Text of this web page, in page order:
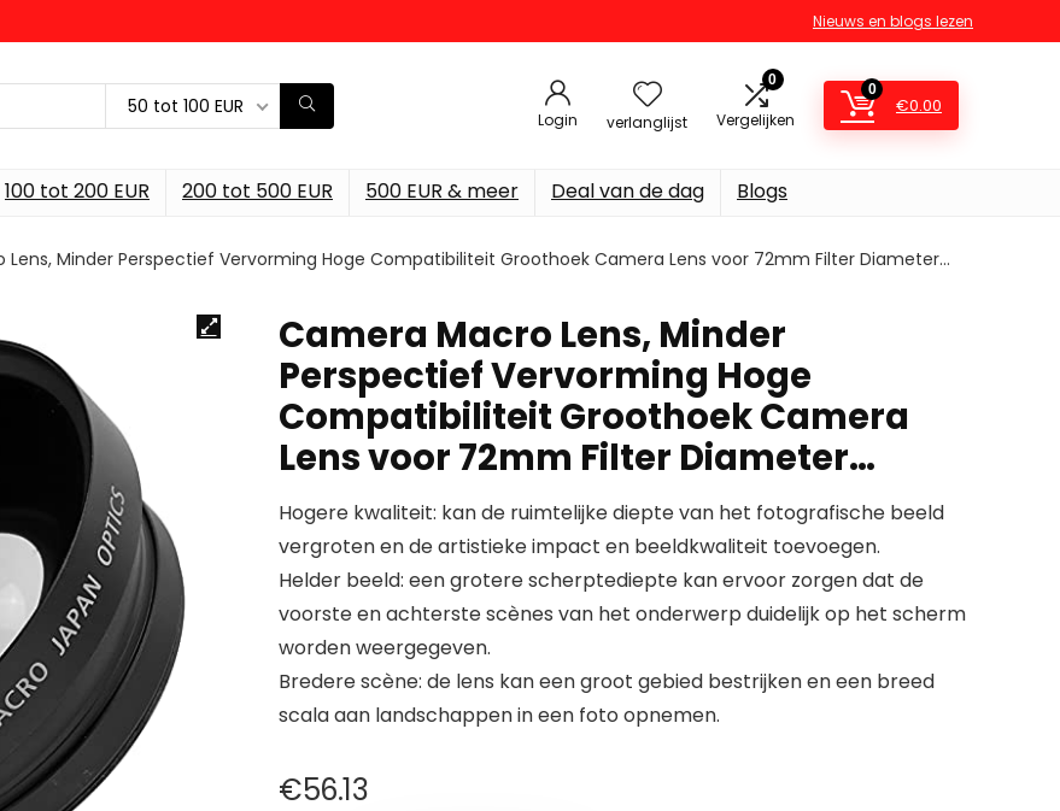
Nieuws en blogs lezen
50 tot 100 EUR
Login verlanglijst
0
Vergelijken
0
€0.00
100 tot 200 EUR 200 tot 500 EUR 500 EUR & meer Deal van de dag Blogs
Lens, Minder Perspectief Vervorming Hoge Compatibiliteit Groothoek Camera Lens voor 72mm Filter Diameter…
Camera Macro Lens, Minder
Perspectief Vervorming Hoge
Compatibiliteit Groothoek Camera
Lens voor 72mm Filter Diameter…
Hogere kwaliteit: kan de ruimtelijke diepte van het fotografische beeld
vergroten en de artistieke impact en beeldkwaliteit toevoegen.
Helder beeld: een grotere scherptediepte kan ervoor zorgen dat de
voorste en achterste scènes van het onderwerp duidelijk op het scherm
worden weergegeven.
Bredere scène: de lens kan een groot gebied bestrijken en een breed
scala aan landschappen in een foto opnemen.
€56.13